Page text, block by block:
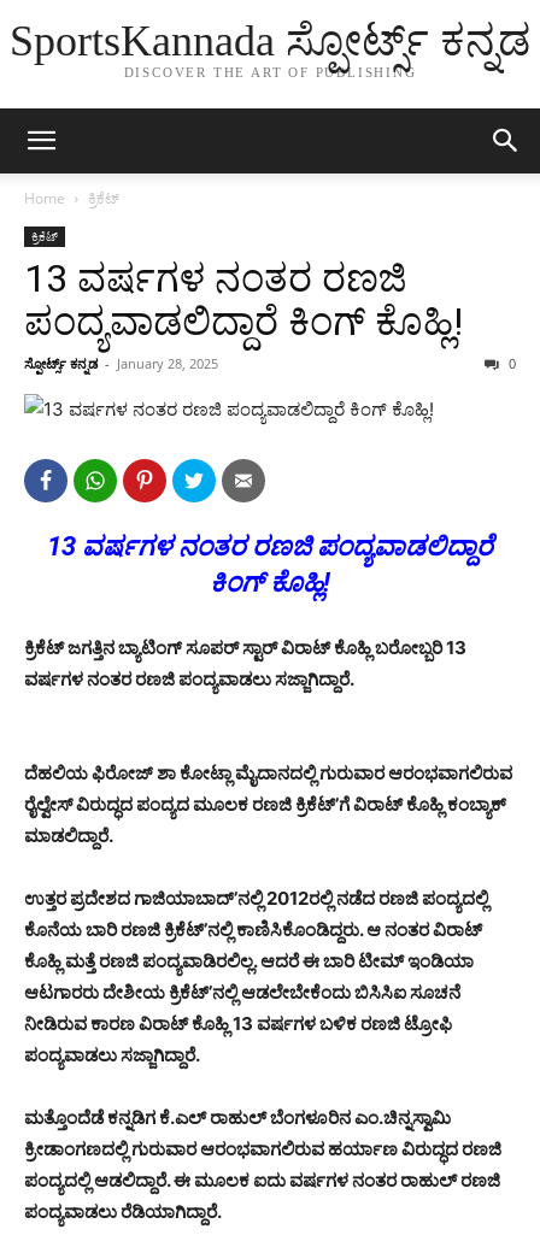
SportsKannada ಸ್ಪೋರ್ಟ್ಸ್ ಕನ್ನಡ
DISCOVER THE ART OF PUBLISHING
Home ಕ್ರಿಕೆಟ್
ಕ್ರಿಕೆಟ್
13 ವರ್ಷಗಳ ನಂತರ ರಣಜಿ
ಪಂದ್ಯವಾಡಲಿದ್ದಾರೆ ಕಿಂಗ್ ಕೊಹ್ಲಿ!
ಸ್ಪೋರ್ಟ್ಸ್ ಕನ್ನಡ - January 28, 2025 0
13 ವರ್ಷಗಳ ನಂತರ ರಣಜಿ ಪಂದ್ಯವಾಡಲಿದ್ದಾರೆ
ಕಿಂಗ್ ಕೊಹ್ಲಿ!
ಕ್ರಿಕೆಟ್ ಜಗತ್ತಿನ ಬ್ಯಾಟಿಂಗ್ ಸೂಪರ್ ಸ್ಟಾರ್ ವಿರಾಟ್ ಕೊಹ್ಲಿ ಬರೋಬ್ಬರಿ 13
ವರ್ಷಗಳ ನಂತರ ರಣಜಿ ಪಂದ್ಯವಾಡಲು ಸಜ್ಜಾಗಿದ್ದಾರೆ.
ದೆಹಲಿಯ ಫಿರೋಜ್ ಶಾ ಕೋಟ್ಲಾ ಮೈದಾನದಲ್ಲಿ ಗುರುವಾರ ಆರಂಭವಾಗಲಿರುವ
ರೈಲ್ವೇಸ್ ವಿರುದ್ಧದ ಪಂದ್ಯದ ಮೂಲಕ ರಣಜಿ ಕ್ರಿಕೆಟ್’ಗೆ ವಿರಾಟ್ ಕೊಹ್ಲಿ ಕಂಬ್ಯಾಕ್
ಮಾಡಲಿದ್ದಾರೆ.
ಉತ್ತರ ಪ್ರದೇಶದ ಗಾಜಿಯಾಬಾದ್’ನಲ್ಲಿ 2012ರಲ್ಲಿ ನಡೆದ ರಣಜಿ ಪಂದ್ಯದಲ್ಲಿ
ಕೊನೆಯ ಬಾರಿ ರಣಜಿ ಕ್ರಿಕೆಟ್’ನಲ್ಲಿ ಕಾಣಿಸಿಕೊಂಡಿದ್ದರು. ಆ ನಂತರ ವಿರಾಟ್
ಕೊಹ್ಲಿ ಮತ್ತೆ ರಣಜಿ ಪಂದ್ಯವಾಡಿರಲಿಲ್ಲ. ಆದರೆ ಈ ಬಾರಿ ಟೀಮ್ ಇಂಡಿಯಾ
ಆಟಗಾರರು ದೇಶೀಯ ಕ್ರಿಕೆಟ್’ನಲ್ಲಿ ಆಡಲೇಬೇಕೆಂದು ಬಿಸಿಸಿಐ ಸೂಚನೆ
ನೀಡಿರುವ ಕಾರಣ ವಿರಾಟ್ ಕೊಹ್ಲಿ 13 ವರ್ಷಗಳ ಬಳಿಕ ರಣಜಿ ಟ್ರೋಫಿ
ಪಂದ್ಯವಾಡಲು ಸಜ್ಜಾಗಿದ್ದಾರೆ.
ಮತ್ತೊಂದೆಡೆ ಕನ್ನಡಿಗ ಕೆ.ಎಲ್ ರಾಹುಲ್ ಬೆಂಗಳೂರಿನ ಎಂ.ಚಿನ್ನಸ್ವಾಮಿ
ಕ್ರೀಡಾಂಗಣದಲ್ಲಿ ಗುರುವಾರ ಆರಂಭವಾಗಲಿರುವ ಹರ್ಯಾಣ ವಿರುದ್ಧದ ರಣಜಿ
ಪಂದ್ಯದಲ್ಲಿ ಆಡಲಿದ್ದಾರೆ. ಈ ಮೂಲಕ ಐದು ವರ್ಷಗಳ ನಂತರ ರಾಹುಲ್ ರಣಜಿ
ಪಂದ್ಯವಾಡಲು ರೆಡಿಯಾಗಿದ್ದಾರೆ.